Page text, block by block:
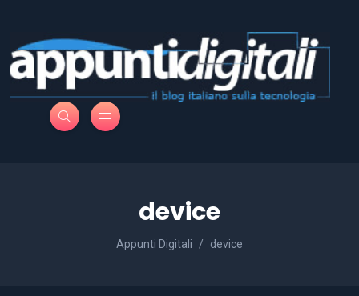
device
Appunti Digitali device